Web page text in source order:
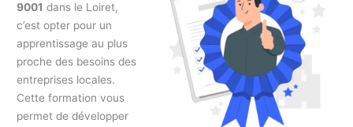
9001 dans le Loiret,
c’est opter pour un
apprentissage au plus
proche des besoins des
entreprises locales.
Cette formation vous
permet de développer